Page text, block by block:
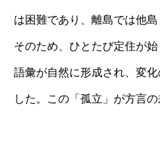
は困難であり、離島では他
そのため、ひとたび定住が
語彙が自然に形成され、変
した。この「孤立」が方言